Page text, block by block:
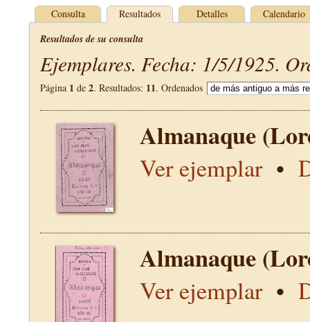
Consulta Resultados Detalles Calendario
Resultados de su consulta
Ejemplares. Fecha: 1/5/1925.
Página 1 de 2. Resultados: 11. Ordenados
Almanaque
Ver ejemplar•
Almanaque
Ver ejemplar•